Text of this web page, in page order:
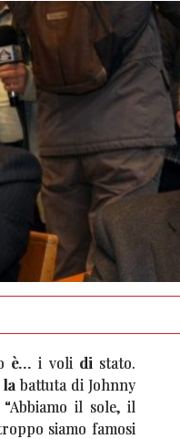
è… i voli di stato.
battuta di Johnny
il sole, il
siamo famosi